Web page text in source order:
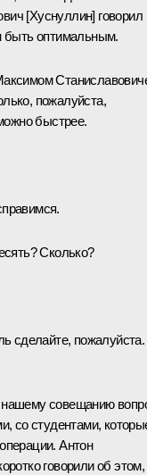
[Хуснуллин] говорил
быть оптимальным.
пожалуйста,
быстрее.
Сколько?
сделайте, пожалуйста.
совещанию
со студентами,
Антон
говорили об этом,